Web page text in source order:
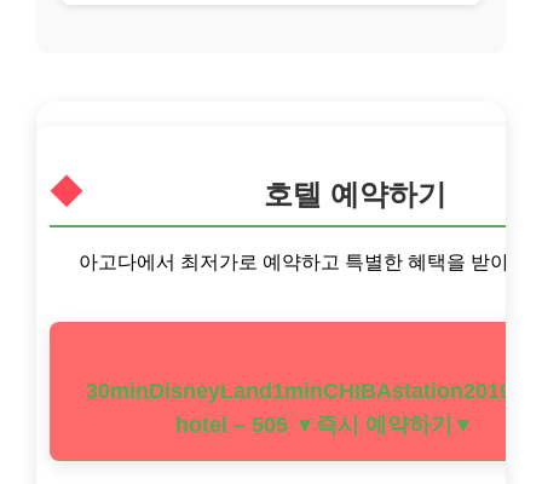
호텔 예약하기
아고다에서 최저가로 예약하고 특별한 혜택을 받아보
hotel – 505 ▼즉시 예약하기▼